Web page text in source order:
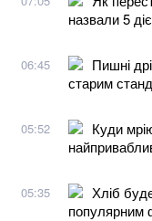
назвали 5
06:45
Пишні
старим
05:52
Куди
05:35
Хліб
популярним